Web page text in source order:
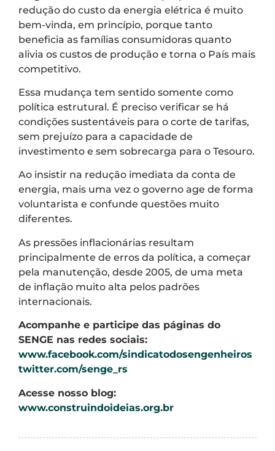
redução do custo da energia elétrica é muito
bem-vinda, em princípio, porque tanto
beneficia as famílias consumidoras quanto
alivia os custos de produção e torna o País mais
competitivo.
Essa mudança tem sentido somente como
política estrutural. É preciso verificar se há
condições sustentáveis para o corte de tarifas,
sem prejuízo para a capacidade de
investimento e sem sobrecarga para o Tesouro.
Ao insistir na redução imediata da conta de
energia, mais uma vez o governo age de forma
voluntarista e confunde questões muito
diferentes.
As pressões inflacionárias resultam
principalmente de erros da política, a começar
pela manutenção, desde 2005, de uma meta
de inflação muito alta pelos padrões
internacionais.
Acompanhe e participe das páginas do
SENGE nas redes sociais:
www.facebook.com/sindicatodosengenheiros
twitter.com/senge_rs
Acesse nosso blog:
www.construindoideias.org.br